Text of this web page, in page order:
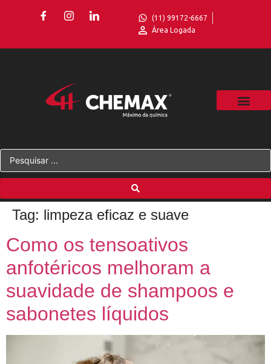
(11) 99172-6667
Área Logada
Tag: limpeza eficaz e suave
Como os tensoativos
anfotéricos melhoram a
suavidade de shampoos e
sabonetes líquidos